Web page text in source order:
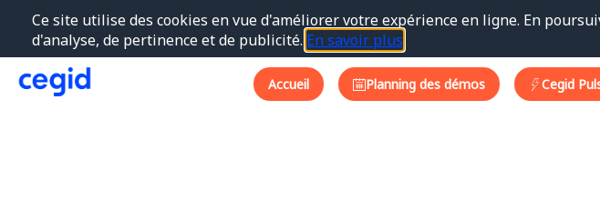
Accueil Planning des démos Cegid
Ce site utilise des cookies en vue d'améliorer votre expérience en ligne. En
d'analyse, de pertinence et de publicité. En savoir plus